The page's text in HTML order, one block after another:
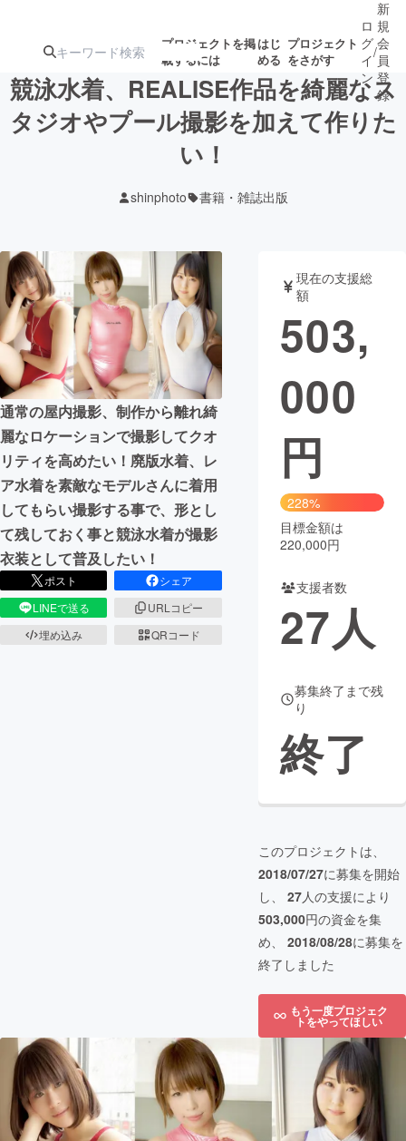
プロジェクトを掲
載するには
はじ
める
プロジェクト
をさがす
注目の新着プロ
テクノロジー・ガジェット
映像・映画 書籍・雑誌
ビジネス・起業 チャレンジ
まちづくり・地域活性化
CAMPFIRE for Social Good
CAMPFIRE Creation
CAMPFIREふるさと納税machi-ya コミュニティ
ロ
グ
イ
ン
/
新
規
会
員
登
録
競泳水着、REALISE作品を綺麗なス
タジオやプール撮影を加えて作りた
い！
shinphoto 書籍・雑誌出版
通常の屋内撮影、制作から離れ綺
麗なロケーションで撮影してクオ
リティを高めたい！廃版水着、レ
ア水着を素敵なモデルさんに着用
してもらい撮影する事で、形とし
て残しておく事と競泳水着が撮影
衣装として普及したい！
ポスト
シェア
LINEで送る
URLコピー
埋め込み
QRコード
現在の支援総
額
503,
000
円
228%
目標金額は
220,000円
支援者数
27人
募集終了まで残
り
終了
このプロジェクトは、
2018/07/27に募集を開始
し、 27人の支援により
503,000円の資金を集
め、 2018/08/28に募集を
終了しました
もう一度プロジェク
トをやってほしい